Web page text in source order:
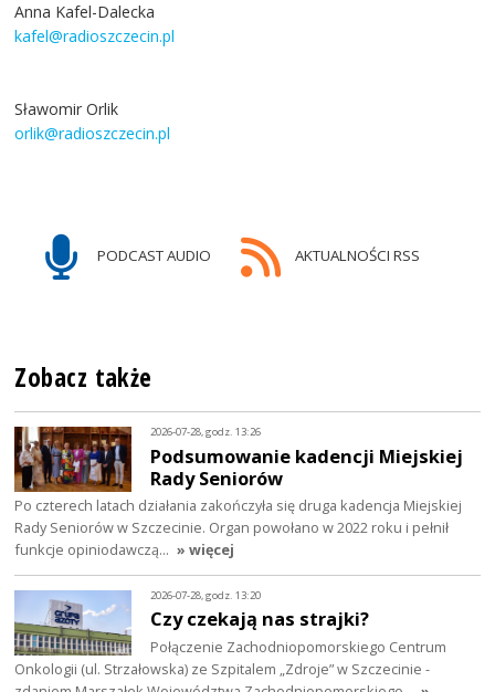
Anna Kafel-Dalecka
kafel@radioszczecin.pl
Sławomir Orlik
orlik@radioszczecin.pl
PODCAST AUDIO AKTUALNOŚCI RSS
Zobacz także
2026-07-28, godz. 13:26
Podsumowanie kadencji Miejskiej
Rady Seniorów
Po czterech latach działania zakończyła się druga kadencja Miejskiej
Rady Seniorów w Szczecinie. Organ powołano w 2022 roku i pełnił
funkcje opiniodawczą… » więcej
2026-07-28, godz. 13:20
Czy czekają nas strajki?
Połączenie Zachodniopomorskiego Centrum
Onkologii (ul. Strzałowska) ze Szpitalem „Zdroje” w Szczecinie -